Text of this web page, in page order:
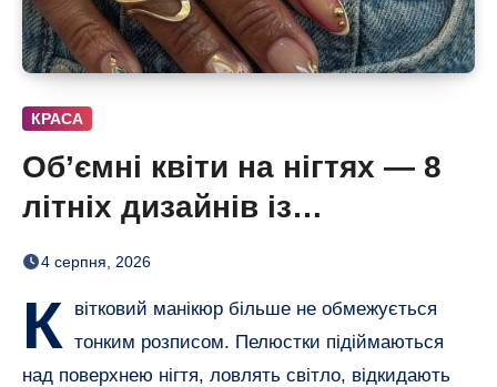
КРАСА
Об’ємні квіти на нігтях — 8
літніх дизайнів із
неймовірним 3D-ефектом
4 серпня, 2026
К
вітковий манікюр більше не обмежується
тонким розписом. Пелюстки підіймаються
над поверхнею нігтя, ловлять світло, відкидають